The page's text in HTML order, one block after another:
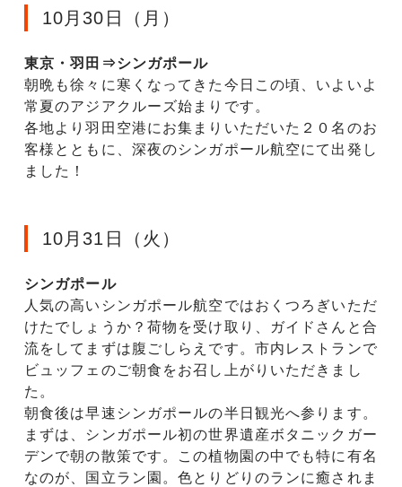
10月30日（月）
東京・羽田⇒シンガポール
朝晩も徐々に寒くなってきた今日この頃、いよいよ
常夏のアジアクルーズ始まりです。
各地より羽田空港にお集まりいただいた２０名のお
客様とともに、深夜のシンガポール航空にて出発し
ました！
10月31日（火）
シンガポール
人気の高いシンガポール航空ではおくつろぎいただ
けたでしょうか？荷物を受け取り、ガイドさんと合
流をしてまずは腹ごしらえです。市内レストランで
ビュッフェのご朝食をお召し上がりいただきまし
た。
朝食後は早速シンガポールの半日観光へ参ります。
まずは、シンガポール初の世界遺産ボタニックガー
デンで朝の散策です。この植物園の中でも特に有名
なのが、国立ラン園。色とりどりのランに癒されま